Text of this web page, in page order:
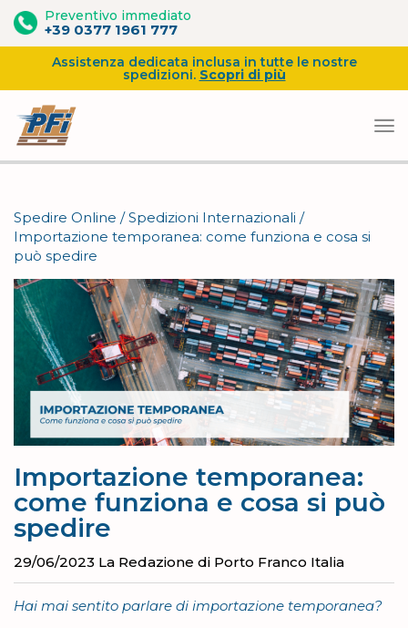
contenuto
Preventivo immediato
+39 0377 1961 777
Assistenza dedicata inclusa in tutte le nostre
spedizioni. Scopri di più
Spedire Online /Spedizioni Internazionali /
Importazione temporanea: come funziona e cosa si
può spedire
Importazione temporanea:
come funziona e cosa si può
spedire
29/06/2023 La Redazione di Porto Franco Italia
Hai mai sentito parlare di importazione temporanea?